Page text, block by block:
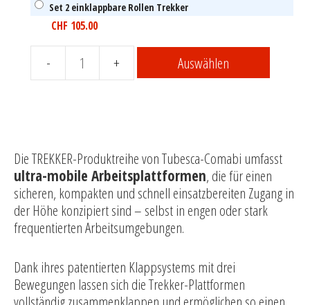
Set 2 einklappbare Rollen Trekker
CHF 105.00
für
Auswählen
Die TREKKER-Produktreihe von Tubesca-Comabi umfasst
ultra-mobile Arbeitsplattformen, die für einen
sicheren, kompakten und schnell einsatzbereiten Zugang in
der Höhe konzipiert sind – selbst in engen oder stark
frequentierten Arbeitsumgebungen.
Dank ihres patentierten Klappsystems mit drei
Bewegungen lassen sich die Trekker-Plattformen